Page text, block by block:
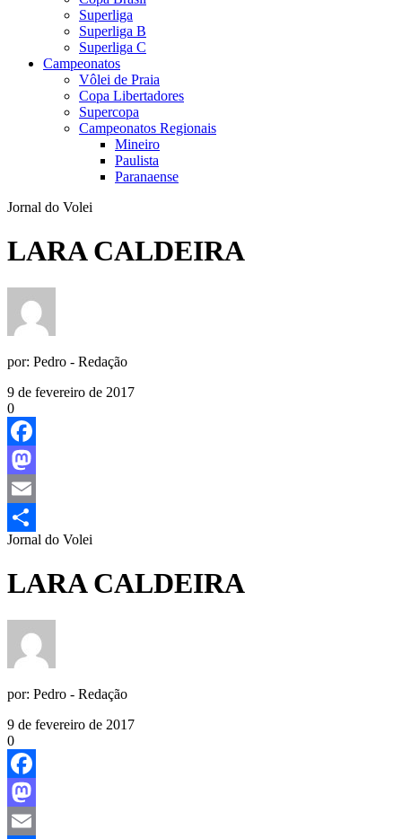
Superliga
Superliga B
Superliga C
Campeonatos
Vôlei de Praia
Copa Libertadores
Supercopa
Campeonatos Regionais
Mineiro
Paulista
Paranaense
Jornal do Volei
LARA CALDEIRA
por: Pedro - Redação
9 de fevereiro de 2017
0
Facebook
Mastodon
Email
Share
Jornal do Volei
LARA CALDEIRA
por: Pedro - Redação
9 de fevereiro de 2017
0
Facebook
Mastodon